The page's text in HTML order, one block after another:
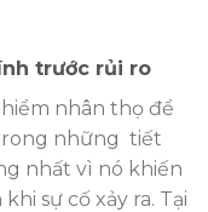
trước rủi ro
nhân thọ để
những tiết
nhất vì nó khiến
sự cố xảy ra. Tại